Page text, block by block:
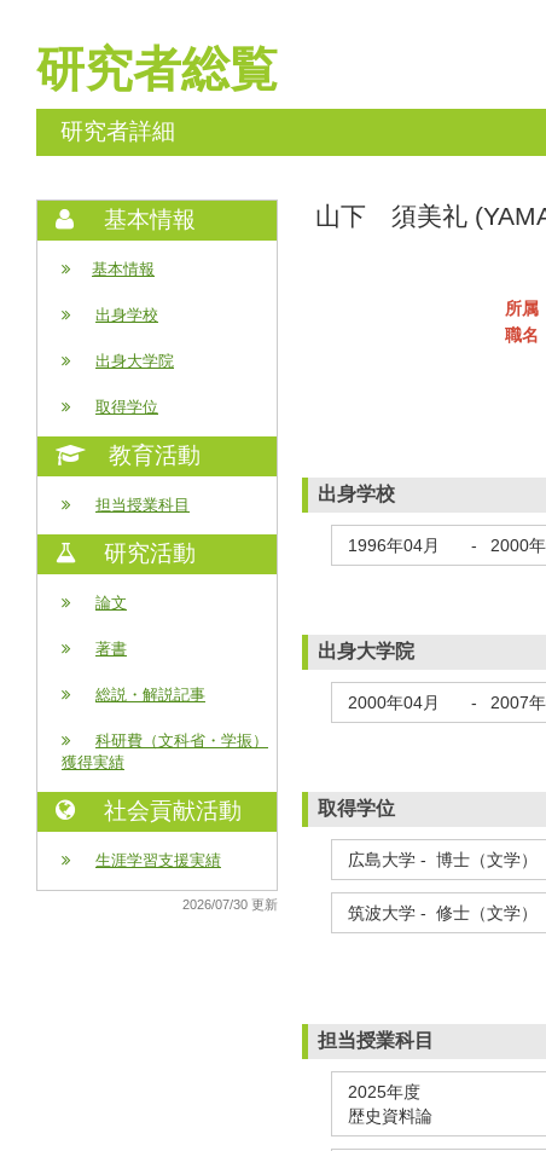
研究者総覧
研究者詳細
基本情報
基本情報
出身学校
出身大学院
取得学位
教育活動
担当授業科目
研究活動
論文
著書
総説・解説記事
科研費（文科省・学振）
獲得実績
社会貢献活動
生涯学習支援実績
2026/07/30 更新
山下 須美礼
所属
職名
出身学校
1996年04月 - 2000
出身大学院
2000年04月 - 2007
取得学位
広島大学 - 博士（文学）
筑波大学 - 修士（文学）
担当授業科目
2025年度
歴史資料論